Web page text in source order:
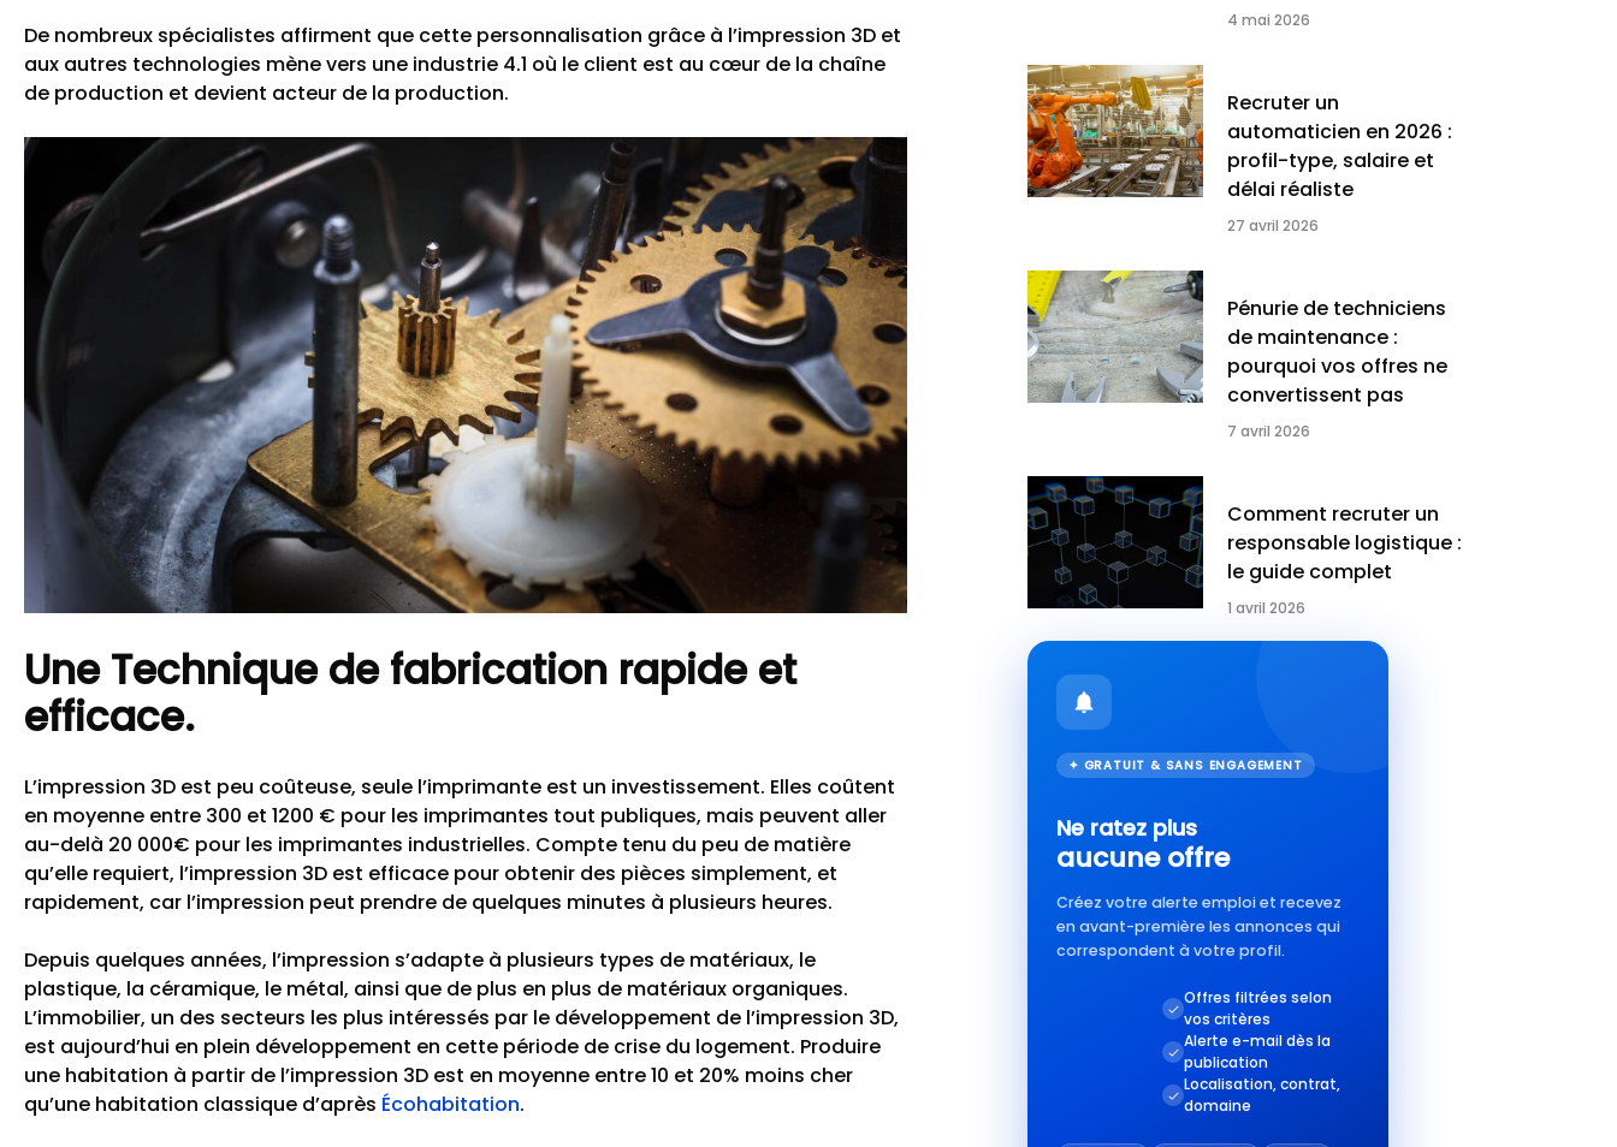
De nombreux spécialistes affirment que cette personnalisation grâce à l’impression 3D et
aux autres technologies mène vers une industrie 4.1 où le client est au cœur de la chaîne
de production et devient acteur de la production.
Une Technique de fabrication rapide et
efficace.
L’impression 3D est peu coûteuse, seule l’imprimante est un investissement. Elles coûtent
en moyenne entre 300 et 1200 € pour les imprimantes tout publiques, mais peuvent aller
au-delà 20 000€ pour les imprimantes industrielles. Compte tenu du peu de matière
qu’elle requiert, l’impression 3D est efficace pour obtenir des pièces simplement, et
rapidement, car l’impression peut prendre de quelques minutes à plusieurs heures.
Depuis quelques années, l’impression s’adapte à plusieurs types de matériaux, le
plastique, la céramique, le métal, ainsi que de plus en plus de matériaux organiques.
L’immobilier, un des secteurs les plus intéressés par le développement de l’impression 3D,
est aujourd’hui en plein développement en cette période de crise du logement. Produire
une habitation à partir de l’impression 3D est en moyenne entre 10 et 20% moins cher
qu’une habitation classique d’après Écohabitation.
4 mai 2026
Recruter un
automaticien en 2026 :
profil-type, salaire et
délai réaliste
27 avril 2026
Pénurie de techniciens
de maintenance :
pourquoi vos offres ne
convertissent pas
7 avril 2026
Comment recruter un
responsable logistique :
le guide complet
1 avril 2026
✦ GRATUIT & SANS ENGAGEMENT
Ne ratez plus
aucune offre
Créez votre alerte emploi et recevez
en avant-première les annonces qui
correspondent à votre profil.
Offres filtrées selon
vos critères
Alerte e-mail dès la
publication
Localisation, contrat,
domaine